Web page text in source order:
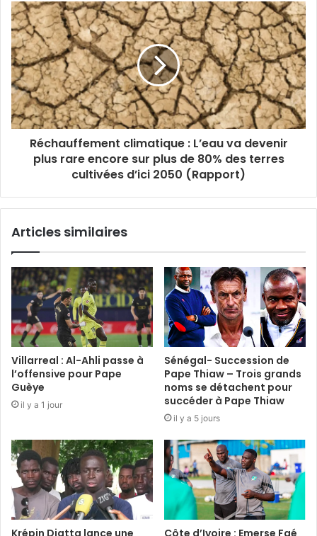
Réchauffement climatique : L’eau va devenir
plus rare encore sur plus de 80% des terres
cultivées d’ici 2050 (Rapport)
Articles similaires
Villarreal : Al-Ahli passe à
l’offensive pour Pape
Guèye
il y a 1 jour
Sénégal- Succession de
Pape Thiaw – Trois grands
noms se détachent pour
succéder à Pape Thiaw
il y a 5 jours
Krépin Diatta lance une
Côte d’Ivoire : Emerse Faé